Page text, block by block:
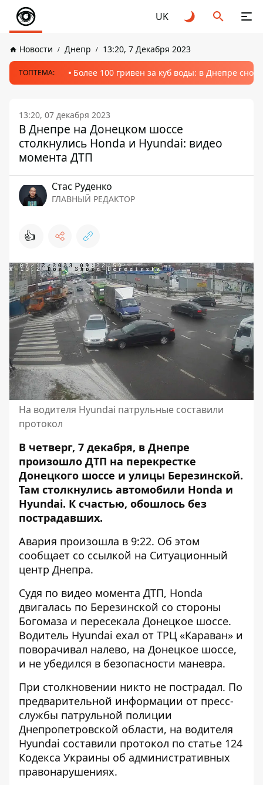
UK
Новости Днепр 13:20, 7 Декабря 2023
ТОПТЕМА: Более 100 гривен за куб воды: в Днепре
13:20, 07 декабря 2023
В Днепре на Донецком шоссе
столкнулись Honda и Hyundai: видео
момента ДТП
Стаc Руденко
ГЛАВНЫЙ РЕДАКТОР
👍
На водителя Hyundai патрульные составили
протокол
В четверг, 7 декабря, в Днепре
произошло ДТП на перекрестке
Донецкого шоссе и улицы Березинской.
Там столкнулись автомобили Honda и
Hyundai. К счастью, обошлось без
пострадавших.
Авария произошла в 9:22. Об этом
сообщает со ссылкой на Ситуационный
центр Днепра.
Судя по видео момента ДТП, Honda
двигалась по Березинской со стороны
Богомаза и пересекала Донецкое шоссе.
Водитель Hyundai ехал от ТРЦ «Караван» и
поворачивал налево, на Донецкое шоссе,
и не убедился в безопасности маневра.
При столкновении никто не пострадал. По
предварительной информации от пресс-
службы патрульной полиции
Днепропетровской области, на водителя
Hyundai составили протокол по статье 124
Кодекса Украины об административных
правонарушениях.